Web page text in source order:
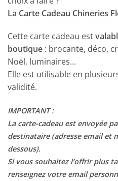
La Carte Cadeau Chineries
Cette carte cadeau est
boutique : brocante, déco,
Noël, luminaires…
Elle est utilisable en
validité.
IMPORTANT :
La carte-cadeau est envoyée
destinataire (adresse email et
dessous).
Si vous souhaitez l’offrir plus
renseignez votre email